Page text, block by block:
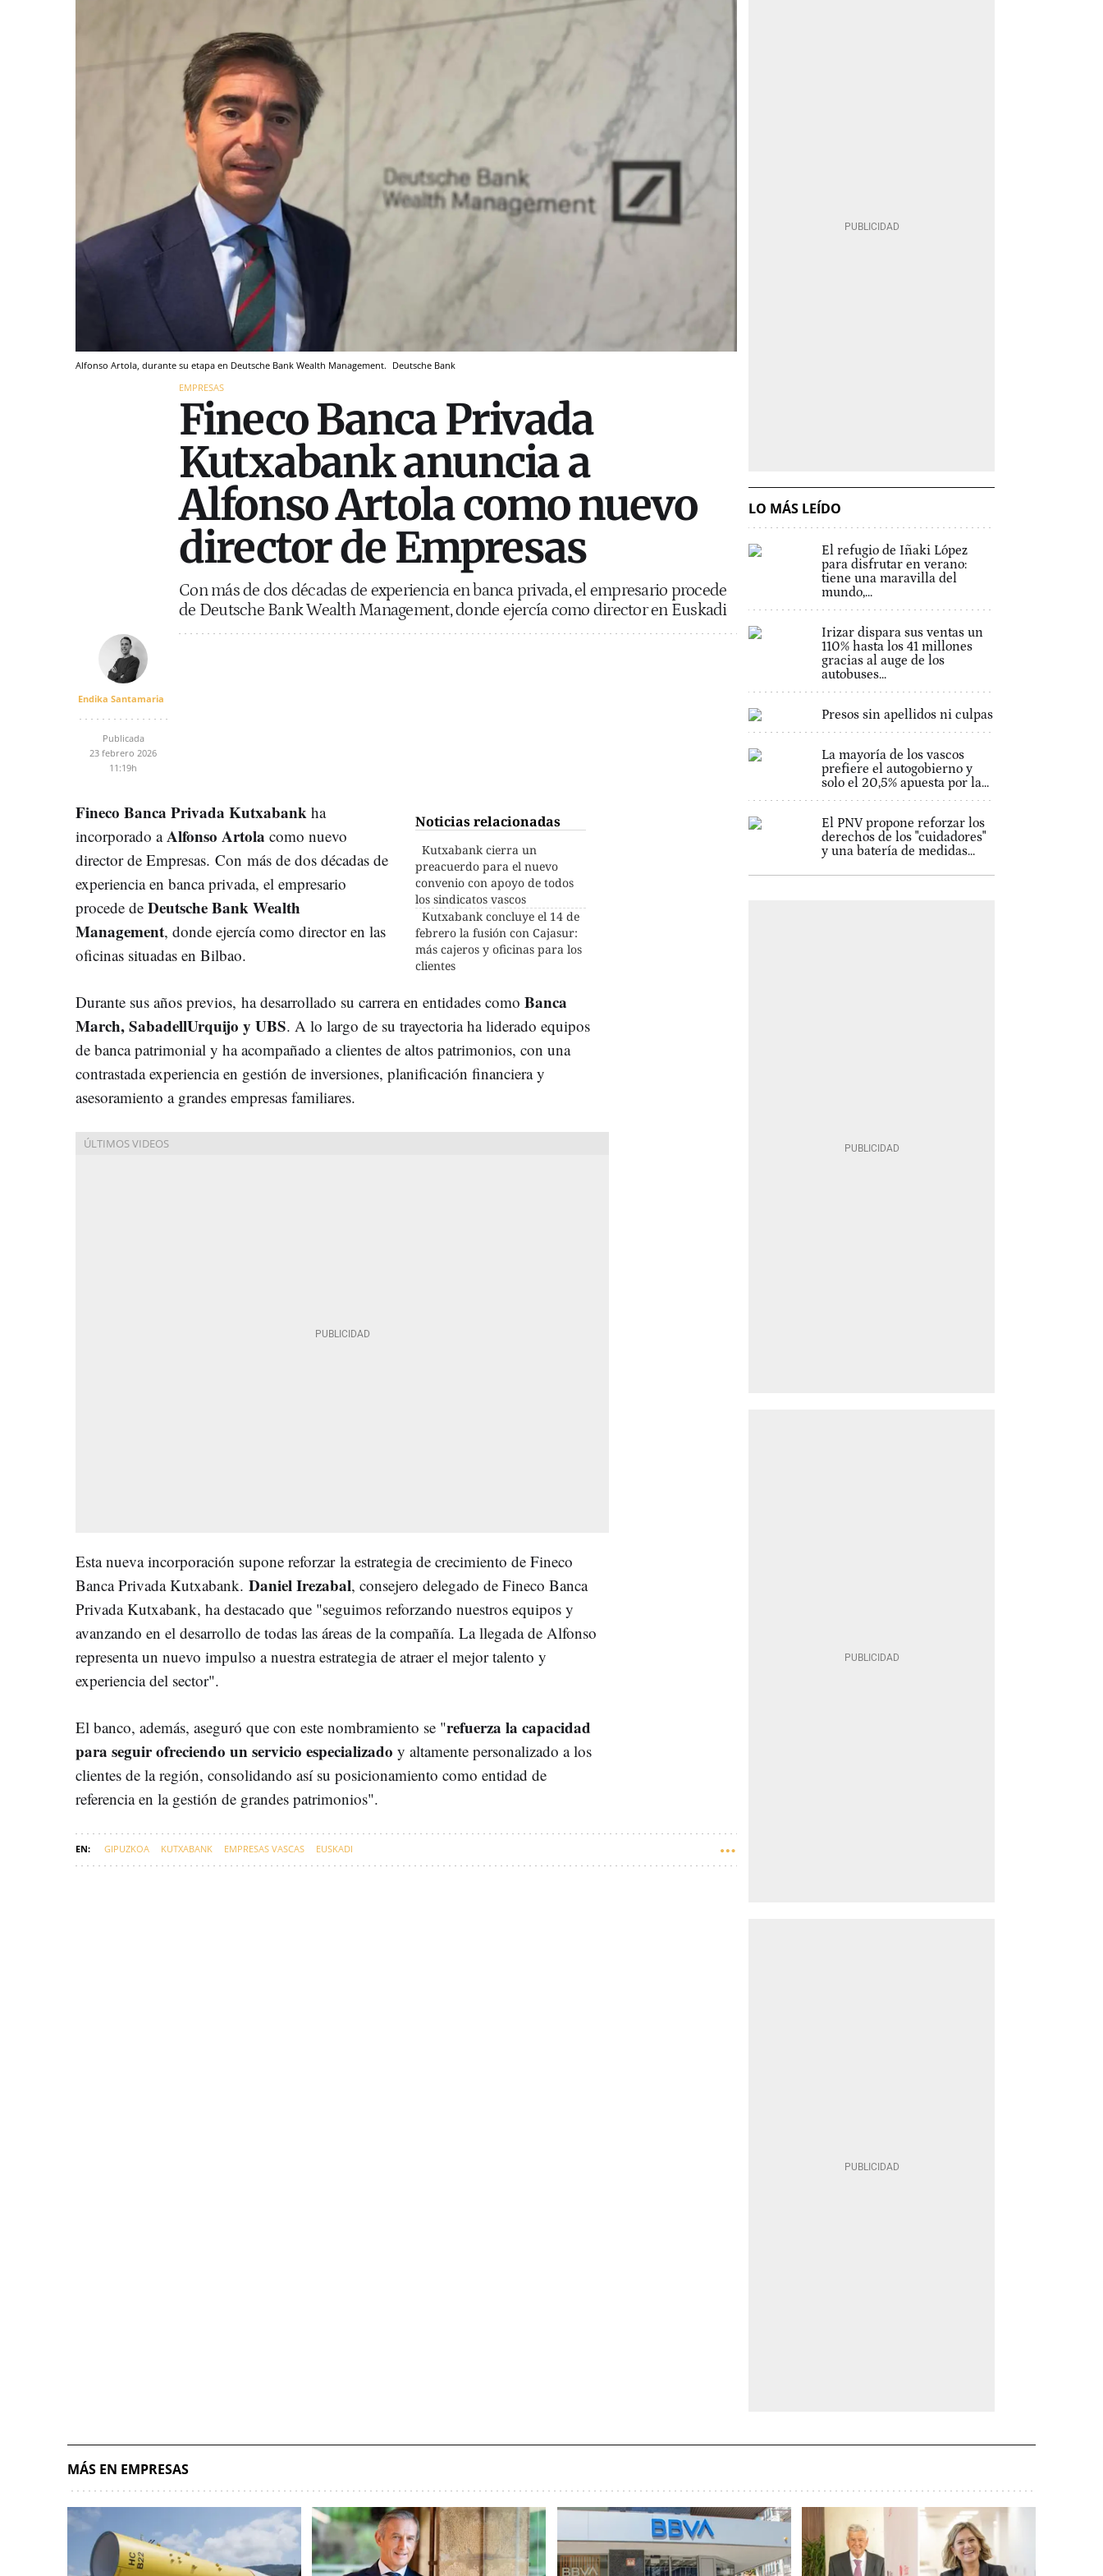
Alfonso Artola, durante su etapa en Deutsche Bank Wealth Management. Deutsche Bank
EMPRESAS
Fineco Banca Privada
Kutxabank anuncia a
Alfonso Artola como nuevo
director de Empresas
Con más de dos décadas de experiencia en banca privada, el empresario procede
de Deutsche Bank Wealth Management, donde ejercía como director en Euskadi
Endika Santamaria
Publicada
23 febrero 2026
11:19h
Noticias relacionadas
Kutxabank cierra un
preacuerdo para el nuevo
convenio con apoyo de todos
los sindicatos vascos
Kutxabank concluye el 14 de
febrero la fusión con Cajasur:
más cajeros y oficinas para los
clientes
Fineco Banca Privada Kutxabank ha
incorporado aAlfonso Artola como nuevo
director de Empresas. Con más de dos décadas de
experiencia en banca privada, el empresario
procede de Deutsche Bank Wealth
Management, donde ejercía como director en las
oficinas situadas en Bilbao.
Durante sus años previos, ha desarrollado su carrera en entidades como Banca
March, SabadellUrquijo y UBS. A lo largo de su trayectoria ha liderado equipos
de banca patrimonial y ha acompañado a clientes de altos patrimonios, con una
contrastada experiencia en gestión de inversiones, planificación financiera y
asesoramiento a grandes empresas familiares.
Esta nueva incorporación supone reforzar la estrategia de crecimiento de Fineco
Banca Privada Kutxabank. Daniel Irezabal, consejero delegado de Fineco Banca
Privada Kutxabank, ha destacado que "seguimos reforzando nuestros equipos y
avanzando en el desarrollo de todas las áreas de la compañía. La llegada de Alfonso
representa un nuevo impulso a nuestra estrategia de atraer el mejor talento y
experiencia del sector".
El banco, además, aseguró que con este nombramiento se "refuerza la capacidad
para seguir ofreciendo un servicio especializado y altamente personalizado a los
clientes de la región, consolidando así su posicionamiento como entidad de
referencia en la gestión de grandes patrimonios".
GIPUZKOA KUTXABANK EMPRESAS VASCAS EUSKADI
LO MÁS LEÍDO
El refugio de Iñaki López
para disfrutar en verano:
tiene una maravilla del
mundo,...
Irizar dispara sus ventas un
110% hasta los 41 millones
gracias al auge de los
autobuses...
Presos sin apellidos ni culpas
La mayoría de los vascos
prefiere el autogobierno y
solo el 20,5% apuesta por la...
El PNV propone reforzar los
derechos de los "cuidadores"
y una batería de medidas...
MÁS EN EMPRESAS